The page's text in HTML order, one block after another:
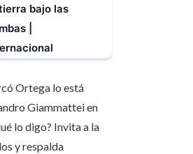
bajo las
|
Ortega lo está
Giammattei en
lo digo? Invita a la
y respalda